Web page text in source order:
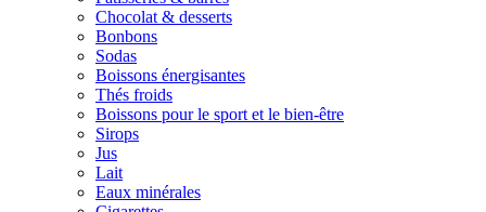
Chocolat & desserts
Bonbons
Sodas
Boissons énergisantes
Thés froids
Boissons pour le sport et le bien-être
Sirops
Jus
Lait
Eaux minérales